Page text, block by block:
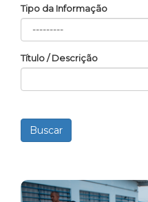
Tipo da Informação
Título / Descrição